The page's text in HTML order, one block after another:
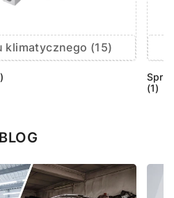
(15)
(1)
BLOG